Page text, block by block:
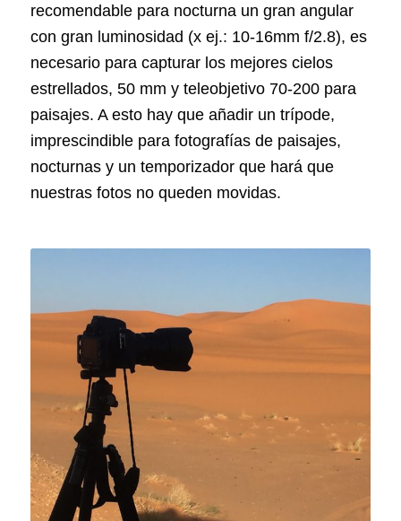
recomendable para nocturna un gran angular
con gran luminosidad (x ej.: 10-16mm f/2.8), es
necesario para capturar los mejores cielos
estrellados, 50 mm y teleobjetivo 70-200 para
paisajes. A esto hay que añadir un trípode,
imprescindible para fotografías de paisajes,
nocturnas y un temporizador que hará que
nuestras fotos no queden movidas.